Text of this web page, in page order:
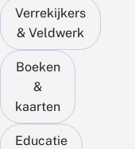
Verrekijkers
& Veldwerk
Boeken
&
kaarten
Educatie